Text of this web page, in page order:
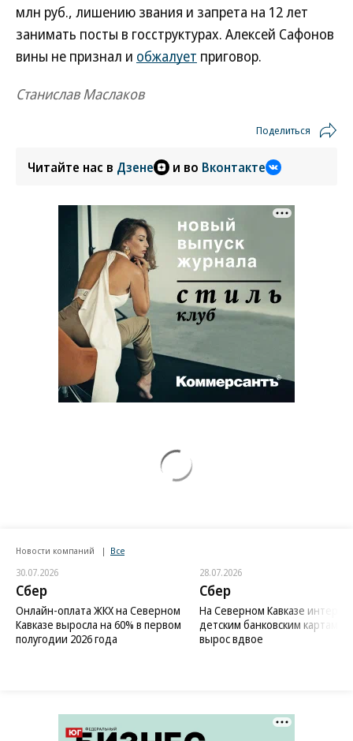
млн руб., лишению звания и запрета на 12 лет
занимать посты в госструктурах. Алексей Сафонов
вины не признал и обжалует приговор.
Станислав Маслаков
Поделиться
Читайте нас в Дзене и во Вконтакте
Новости компаний Все
30.07.2026
Сбер
Онлайн-оплата ЖКХ на Северном
Кавказе выросла на 60% в первом
полугодии 2026 года
28.07.2026
Сбер
На Северном Кавказе интерес
детским банковским картам
вырос вдвое